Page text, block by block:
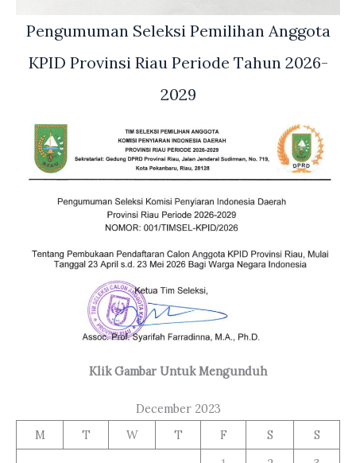
Pengumuman Seleksi Pemilihan Anggota
KPID Provinsi Riau Periode Tahun 2026-
2029
Klik Gambar Untuk Mengunduh
December 2023
M
T W T F S
S